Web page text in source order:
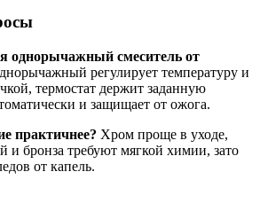
однорычажный смеситель от
регулирует температуру и
термостат держит заданную
и защищает от ожога.
практичнее? Хром проще в уходе,
и бронза требуют мягкой химии, зато
от капель.